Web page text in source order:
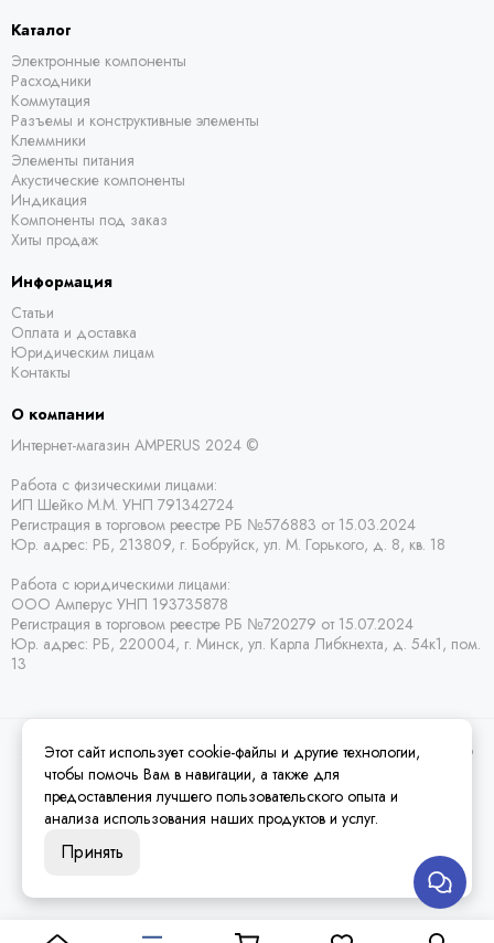
Каталог
Электронные компоненты
Расходники
Коммутация
Разъемы и конструктивные элементы
Клеммники
Элементы питания
Акустические компоненты
Индикация
Компоненты под заказ
Хиты продаж
Информация
Статьи
Оплата и доставка
Юридическим лицам
Контакты
О компании
Интернет-магазин AMPERUS 2024 ©
Работа с физическими лицами:
ИП Шейко М.М. УНП 791342724
Регистрация в торговом реестре РБ №576883 от 15.03.2024
Юр. адрес: РБ, 213809, г. Бобруйск, ул. М. Горького, д. 8, кв. 18
Работа с юридическими лицами:
ООО Амперус УНП 193735878
Регистрация в торговом реестре РБ №720279 от 15.07.2024
Юр. адрес: РБ, 220004, г. Минск, ул. Карла Либкнехта, д. 54к1, пом.
13
2026 © Amperus Радиодетали Минск | купить в розницу, оптом и почтой по
Беларуси.Карта сайта
Этот сайт использует cookie-файлы и другие технологии,
чтобы помочь Вам в навигации, а также для
предоставления лучшего пользовательского опыта и
анализа использования наших продуктов и услуг.
Принять